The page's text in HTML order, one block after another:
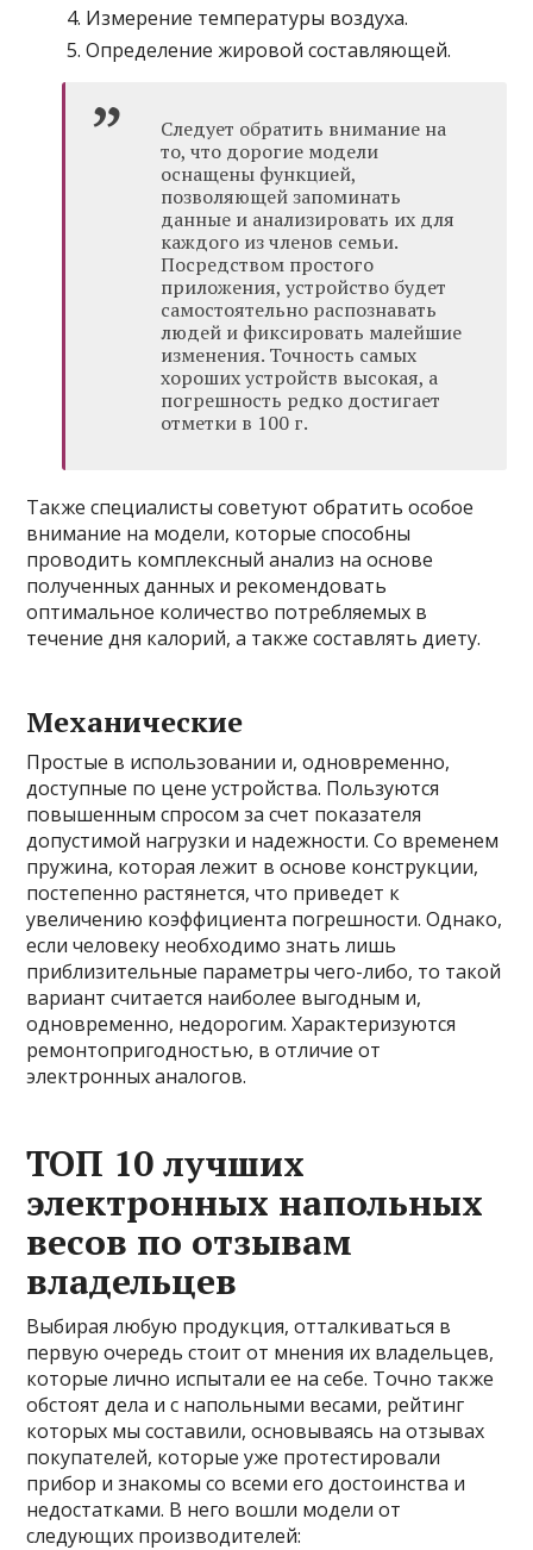
Измерение температуры воздуха.
Определение жировой составляющей.
Следует обратить внимание на
то, что дорогие модели
оснащены функцией,
позволяющей запоминать
данные и анализировать их для
каждого из членов семьи.
Посредством простого
приложения, устройство будет
самостоятельно распознавать
людей и фиксировать малейшие
изменения. Точность самых
хороших устройств высокая, а
погрешность редко достигает
отметки в 100 г.
Также специалисты советуют обратить особое
внимание на модели, которые способны
проводить комплексный анализ на основе
полученных данных и рекомендовать
оптимальное количество потребляемых в
течение дня калорий, а также составлять диету.
Механические
Простые в использовании и, одновременно,
доступные по цене устройства. Пользуются
повышенным спросом за счет показателя
допустимой нагрузки и надежности. Со временем
пружина, которая лежит в основе конструкции,
постепенно растянется, что приведет к
увеличению коэффициента погрешности. Однако,
если человеку необходимо знать лишь
приблизительные параметры чего-либо, то такой
вариант считается наиболее выгодным и,
одновременно, недорогим. Характеризуются
ремонтопригодностью, в отличие от
электронных аналогов.
ТОП 10 лучших
электронных напольных
весов по отзывам
владельцев
Выбирая любую продукция, отталкиваться в
первую очередь стоит от мнения их владельцев,
которые лично испытали ее на себе. Точно также
обстоят дела и с напольными весами, рейтинг
которых мы составили, основываясь на отзывах
покупателей, которые уже протестировали
прибор и знакомы со всеми его достоинства и
недостатками. В него вошли модели от
следующих производителей: